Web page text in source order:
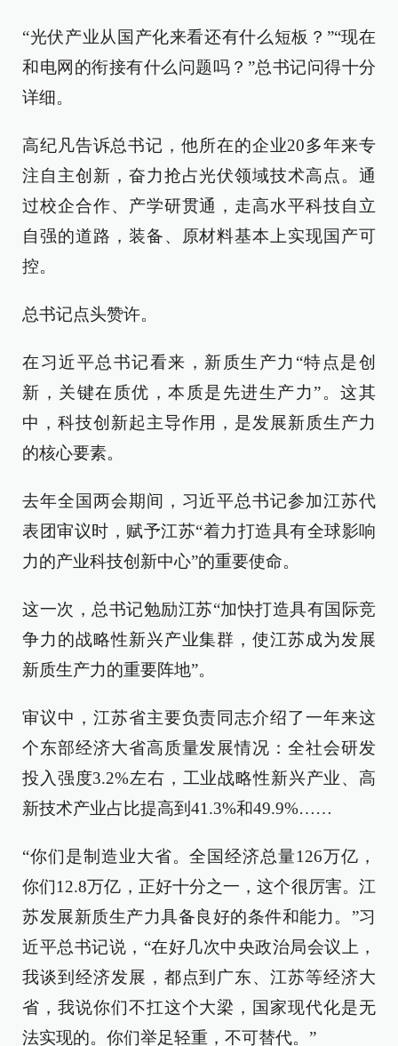
“光伏产业从国产化来看还有什么短板？”“现在
和电网的衔接有什么问题吗？”总书记问得十分
详细。
高纪凡告诉总书记，他所在的企业20多年来专
注自主创新，奋力抢占光伏领域技术高点。通
过校企合作、产学研贯通，走高水平科技自立
自强的道路，装备、原材料基本上实现国产可
控。
总书记点头赞许。
在习近平总书记看来，新质生产力“特点是创
新，关键在质优，本质是先进生产力”。这其
中，科技创新起主导作用，是发展新质生产力
的核心要素。
去年全国两会期间，习近平总书记参加江苏代
表团审议时，赋予江苏“着力打造具有全球影响
力的产业科技创新中心”的重要使命。
这一次，总书记勉励江苏“加快打造具有国际竞
争力的战略性新兴产业集群，使江苏成为发展
新质生产力的重要阵地”。
审议中，江苏省主要负责同志介绍了一年来这
个东部经济大省高质量发展情况：全社会研发
投入强度3.2%左右，工业战略性新兴产业、高
新技术产业占比提高到41.3%和49.9%……
“你们是制造业大省。全国经济总量126万亿，
你们12.8万亿，正好十分之一，这个很厉害。江
苏发展新质生产力具备良好的条件和能力。”习
近平总书记说，“在好几次中央政治局会议上，
我谈到经济发展，都点到广东、江苏等经济大
省，我说你们不扛这个大梁，国家现代化是无
法实现的。你们举足轻重，不可替代。”